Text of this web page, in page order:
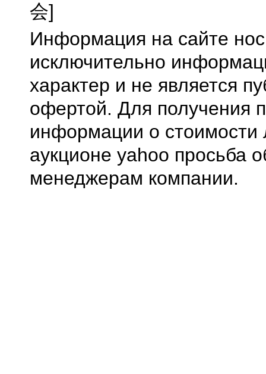
会]
Информация на сайте
исключительно
характер и не является
офертой. Для получения
информации о стоимости
аукционе yahoo просьба
менеджерам компании.